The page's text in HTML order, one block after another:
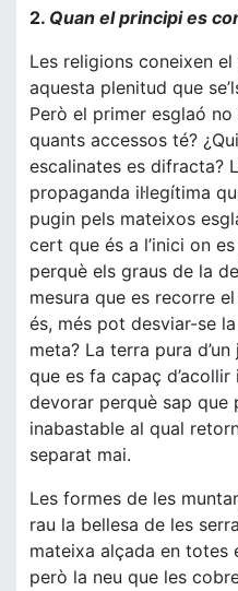
2. Quan el principi es
Les religions coneixen
aquesta plenitud que
Però el primer esglaó no
quants accessos té?
escalinates es difracta?
propaganda il·legítima
pugin pels mateixos
cert que és a l’inici on
perquè els graus de la
mesura que es recorre
és, més pot desviar-se
meta? La terra pura
que es fa capaç
devorar perquè sap que
inabastable al qual
separat mai.
Les formes de les
rau la bellesa de les
mateixa alçada en totes
però la neu que les